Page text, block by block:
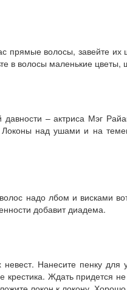
прямые волосы, завейте
волосы маленькие цветы,
– актриса Мэг
над ушами и на
надо лбом и
добавит диадема.
Нанесите пенку
Ждать придется